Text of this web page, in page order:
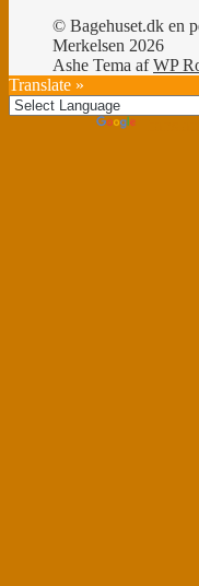
© Bagehuset.dk en
Merkelsen 2026
Ashe Tema afWP
Translate »